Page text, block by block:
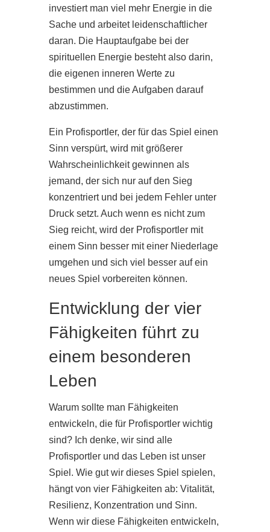
investiert man viel mehr Energie in die
Sache und arbeitet leidenschaftlicher
daran. Die Hauptaufgabe bei der
spirituellen Energie besteht also darin,
die eigenen inneren Werte zu
bestimmen und die Aufgaben darauf
abzustimmen.
Ein Profisportler, der für das Spiel einen
Sinn verspürt, wird mit größerer
Wahrscheinlichkeit gewinnen als
jemand, der sich nur auf den Sieg
konzentriert und bei jedem Fehler unter
Druck setzt. Auch wenn es nicht zum
Sieg reicht, wird der Profisportler mit
einem Sinn besser mit einer Niederlage
umgehen und sich viel besser auf ein
neues Spiel vorbereiten können.
Entwicklung der vier
Fähigkeiten führt zu
einem besonderen
Leben
Warum sollte man Fähigkeiten
entwickeln, die für Profisportler wichtig
sind? Ich denke, wir sind alle
Profisportler und das Leben ist unser
Spiel. Wie gut wir dieses Spiel spielen,
hängt von vier Fähigkeiten ab: Vitalität,
Resilienz, Konzentration und Sinn.
Wenn wir diese Fähigkeiten entwickeln,